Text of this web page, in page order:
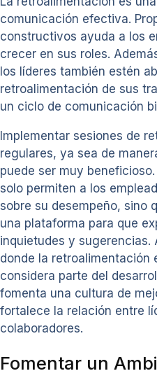
comunicación efectiva.
constructivos ayuda a los
crecer en sus roles.
los líderes también estén
retroalimentación de sus
un ciclo de comunicación
Implementar sesiones de
regulares, ya sea de
puede ser muy
solo permiten a los
sobre su desempeño, sino
una plataforma para que
inquietudes y sugerencias.
donde la retroalimentación
considera parte del
fomenta una cultura de
fortalece la relación entre
colaboradores.
Fomentar un